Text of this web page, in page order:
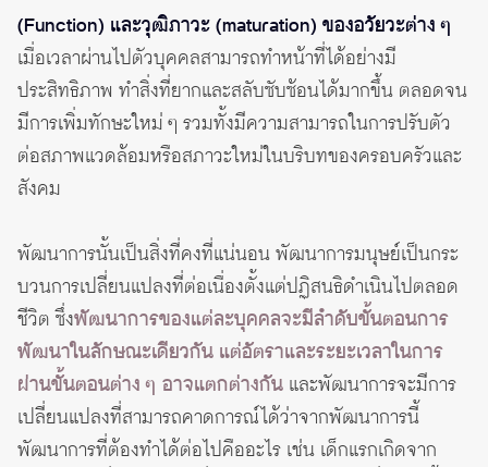
(Function) และวุฒิภาวะ (maturation) ของอวัยวะต่าง ๆ
เมื่อเวลาผ่านไปตัวบุคคลสามารถทำหน้าที่ได้อย่างมี
ประสิทธิภาพ ทำสิ่งที่ยากและสลับซับซ้อนได้มากขึ้น ตลอดจน
มีการเพิ่มทักษะใหม่ ๆ รวมทั้งมีความสามารถในการปรับตัว
ต่อสภาพแวดล้อมหรือสภาวะใหม่ในบริบทของครอบครัวและ
สังคม
พัฒนาการนั้นเป็นสิ่งที่คงที่แน่นอน พัฒนาการมนุษย์เป็นกระ
บวนการเปลี่ยนแปลงที่ต่อเนื่องตั้งแต่ปฏิสนธิดำเนินไปตลอด
ชีวิต ซึ่งพัฒนาการของแต่ละบุคคลจะมีลำดับขั้นตอนการ
พัฒนาในลักษณะเดียวกัน แต่อัตราและระยะเวลาในการ
ผ่านขั้นตอนต่าง ๆ อาจแตกต่างกัน และพัฒนาการจะมีการ
เปลี่ยนแปลงที่สามารถคาดการณ์ได้ว่าจากพัฒนาการนี้
พัฒนาการที่ต้องทำได้ต่อไปคืออะไร เช่น เด็กแรกเกิดจาก